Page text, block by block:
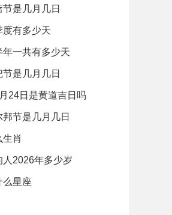
是几月几日
度有多少天
一共有多少天
是几月几日
24日是黄道吉日吗
节是几月几日
肖
人2026年多少岁
么星座